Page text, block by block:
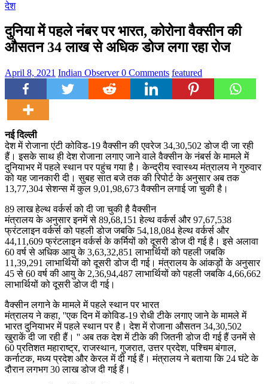
देश
दुनिया में पहले नंबर पर भारत, कोरोना वैक्सीन की
औसतन 34 लाख से अधिक डोज लगा रहा रोज
April 8, 2021 Indian Observer0 Comments featured
नई दिल्ली
देश में रोजाना एंटी कोविड-19 वैक्सीन की एवरेज 34,30,502 डोज दी जा रही
हैं। इसके साथ ही देश रोजाना लगाए जाने वाले वैक्सीन के नंबर्स के मामले में
दुनियाभर में पहले स्थान पर पहुंच गया है। केन्द्रीय स्वास्थ्य मंत्रालय ने गुरुवार
को यह जानकारी दी। सुबह सात बजे तक की रिपोर्ट के अनुसार अब तक
13,77,304 सेशन्स में कुल 9,01,98,673 वैक्सीन लगाई जा चुकी है।
89 लाख हेल्थ वर्कर्स को दी जा चुकी है वैक्सीन
मंत्रालय के अनुसार इनमें से 89,68,151 हेल्थ वर्कर्स और 97,67,538
फ्रंटलाइन वर्कर्स को पहली डोज जबकि 54,18,084 हेल्थ वर्कर्स और
44,11,609 फ्रंटलाइन वर्कर्स के कर्मियों को दूसरी डोज दी गई है। इसे अलावा
60 वर्ष से अधिक आयु के 3,63,32,851 लाभार्थियों को पहली जबकि
11,39,291 लाभार्थियों को दूसरी डोज दी गई। मंत्रालय के आंकड़ों के अनुसार
45 से 60 वर्ष की आयु के 2,36,94,487 लाभार्थियों को पहली जबकि 4,66,662
लाभार्थियों को दूसरी डोज दी गई।
वैक्सीन लगाने के मामले में पहले स्थान पर भारत
मंत्रालय ने कहा, ''एक दिन में कोविड-19 रोधी टीके लगाए जाने के मामले में
भारत दुनियाभर में पहले स्थान पर है। देश में रोजाना औसतन 34,30,502
खुराकें दी जा रही हैं। '' अब तक देश में टीके की जितनी डोज दी गई हैं उनमें से
60 प्रतिशत महाराष्ट्र, राजस्थान, गुजरात, उत्तर प्रदेश, पश्चिम बंगाल,
कर्नाटक, मध्य प्रदेश और केरल में दी गई हैं। मंत्रालय ने बताया कि 24 घंटे के
दौरान लगभग 30 लाख डोज दी गई हैं।